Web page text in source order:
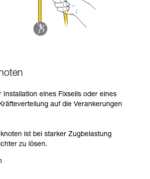
Installation eines Fixseils oder eines
auf die Verankerungen
ist bei starker Zugbelastung
zu lösen.